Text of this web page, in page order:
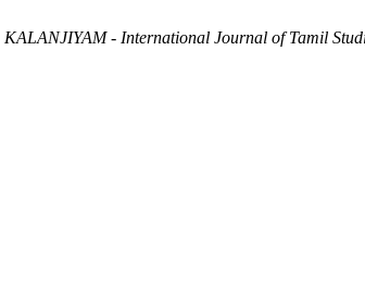
KALANJIYAM - International Journal of Tamil